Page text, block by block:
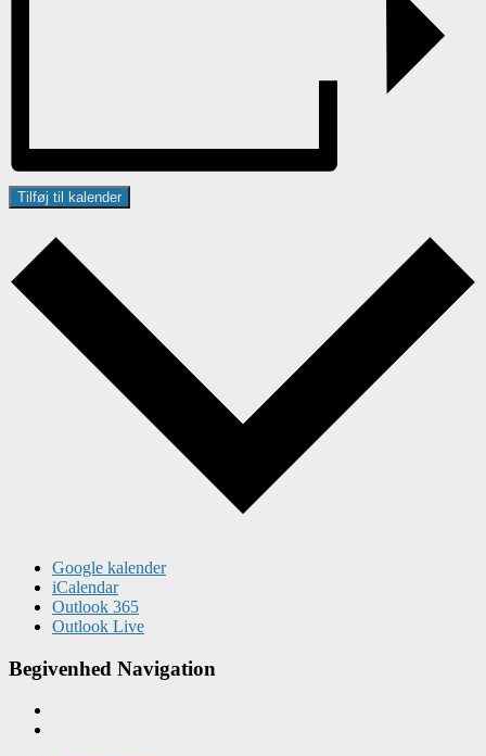
Tilføj til kalender
Google kalender
iCalendar
Outlook 365
Outlook Live
Begivenhed Navigation